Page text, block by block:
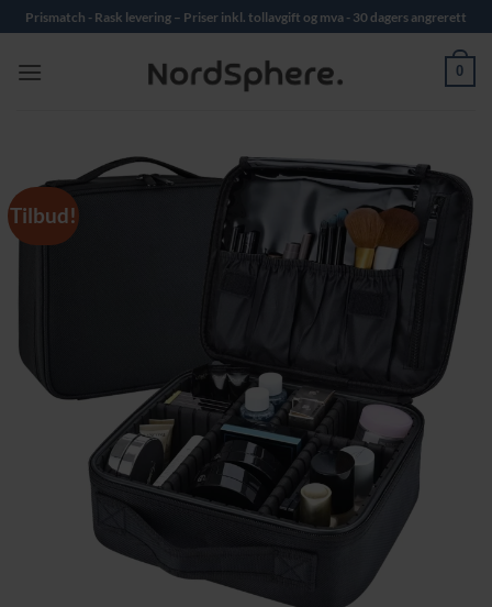
Skip
to
content
Prismatch - Rask levering – Priser inkl. tollavgift og mva - 30 dagers angrerett
0
Tilbud!